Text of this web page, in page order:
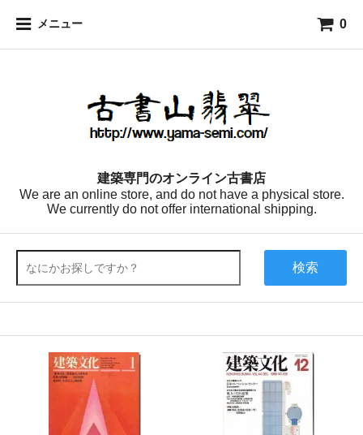
メニュー 0
建築専門のオンライン古書店
We are an online store, and do not have a physical store.
We currently do not offer international shipping.
検索